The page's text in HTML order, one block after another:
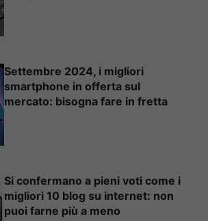
Settembre 2024, i migliori
smartphone in offerta sul
mercato: bisogna fare in fretta
Si confermano a pieni voti come i
migliori 10 blog su internet: non
puoi farne più a meno